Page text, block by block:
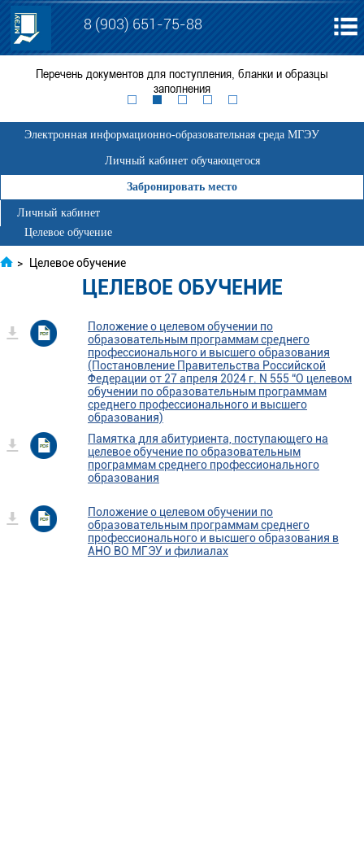
8 (903) 651-75-88
Перечень документов для поступления, бланки и образцы
заполнения
Электронная информационно-образовательная среда МГЭУ
Личный кабинет обучающегося
Забронировать место
Личный кабинет
Целевое обучение
> Целевое обучение
ЦЕЛЕВОЕ ОБУЧЕНИЕ
Положение о целевом обучении по
образовательным программам среднего
профессионального и высшего образования
(Постановление Правительства Российской
Федерации от 27 апреля 2024 г. N 555 “О целевом
обучении по образовательным программам
среднего профессионального и высшего
образования)
Памятка для абитуриента, поступающего на
целевое обучение по образовательным
программам среднего профессионального
образования
Положение о целевом обучении по
образовательным программам среднего
профессионального и высшего образования в
АНО ВО МГЭУ и филиалах